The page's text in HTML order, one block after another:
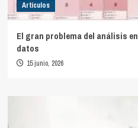
Artículos
El gran problema del análisis
datos
15 junio, 2026